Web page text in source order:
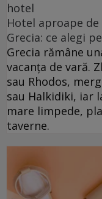
hotel
Hotel aproape
Grecia: ce alegi
Grecia rămâne
vacanța de vară.
sau Rhodos,
sau Halkidiki, iar
mare limpede,
taverne.